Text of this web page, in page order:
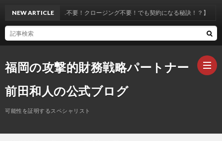
福岡の攻撃的財務戦略パートナー
前田和人の公式ブログ
可能性を証明するスペシャリスト
NEW ARTICLE
【セールス不要！クロージング不要！でも契約になる秘訣！？】